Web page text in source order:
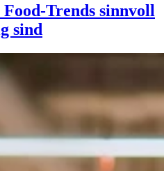
Trends sinnvoll
sind